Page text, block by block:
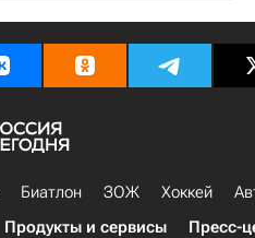
Биатлон ЗОЖ Хоккей
Продукты и сервисы Пресс-